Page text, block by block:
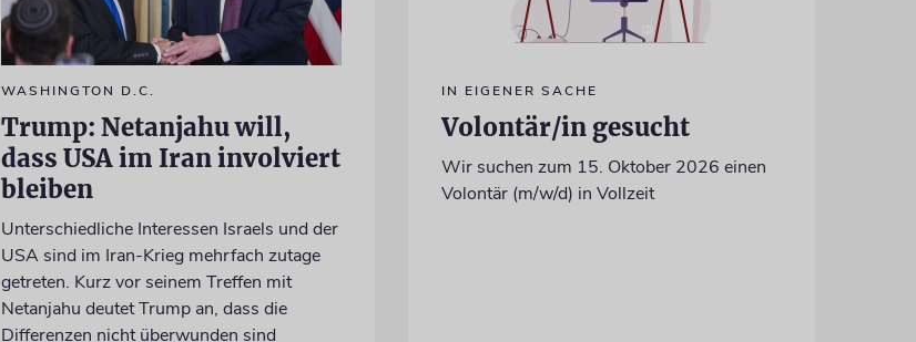
WASHINGTON D.C.
Trump: Netanjahu will,
dass USA im Iran involviert
bleiben
Unterschiedliche Interessen Israels und der
USA sind im Iran-Krieg mehrfach zutage
getreten. Kurz vor seinem Treffen mit
Netanjahu deutet Trump an, dass die
Differenzen nicht überwunden sind
IN EIGENER SACHE
Volontär/in gesucht
Wir suchen zum 15. Oktober 2026 einen
Volontär (m/w/d) in Vollzeit